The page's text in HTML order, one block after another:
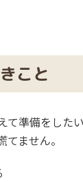
こと
準備をしたい
ません。